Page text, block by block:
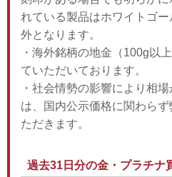
れている製品はホワイトゴ
外となります。
・海外銘柄の地金（100g以
ていただいております。
・社会情勢の影響により相
は、国内公示価格に関わら
ただきます。
過去31日分の金・プラチナ